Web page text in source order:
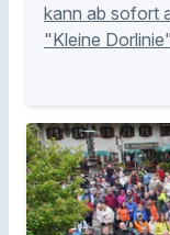
kann ab sofort
"Kleine